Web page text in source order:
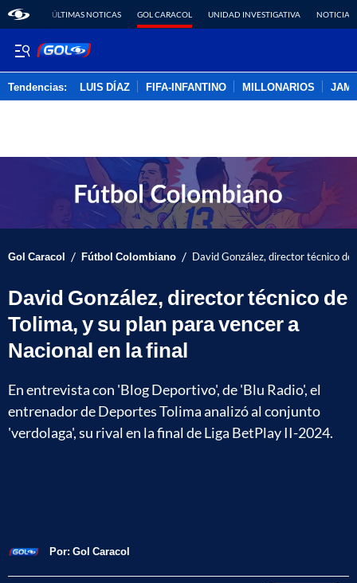
ÚLTIMAS NOTICAS GOL CARACOL UNIDAD INVESTIGATIVA NOTICIAS
Tendencias: LUIS DÍAZ FIFA-INFANTINO MILLONARIOS
Gol Caracol / Fútbol Colombiano / David González, director técnico
David González, director técnico de
Tolima, y su plan para vencer a
Nacional en la final
En entrevista con 'Blog Deportivo', de 'Blu Radio', el
entrenador de Deportes Tolima analizó al conjunto
'verdolaga', su rival en la final de Liga BetPlay II-2024.
Por: Gol Caracol